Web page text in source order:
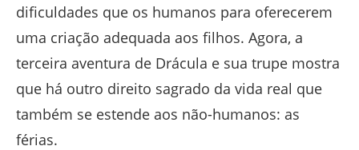
dificuldades que os humanos para oferecerem
uma criação adequada aos filhos. Agora, a
terceira aventura de Drácula e sua trupe mostra
que há outro direito sagrado da vida real que
também se estende aos não-humanos: as
férias.